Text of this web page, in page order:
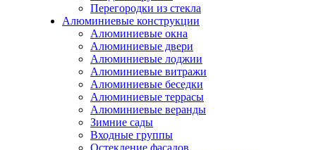
Перегородки из стекла
Алюминиевые конструкции
Алюминиевые окна
Алюминиевые двери
Алюминиевые лоджии
Алюминиевые витражи
Алюминиевые беседки
Алюминиевые террасы
Алюминиевые веранды
Зимние сады
Входные группы
Остекление фасадов